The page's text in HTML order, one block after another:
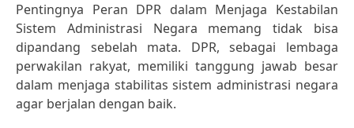
Pentingnya Peran DPR dalam Menjaga Kestabilan
Sistem Administrasi Negara memang tidak bisa
dipandang sebelah mata. DPR, sebagai lembaga
perwakilan rakyat, memiliki tanggung jawab besar
dalam menjaga stabilitas sistem administrasi negara
agar berjalan dengan baik.